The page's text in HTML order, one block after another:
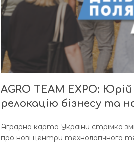
AGRO TEAM EXPO:
релокацію бізнесу та
Аграрна карта України стрімко
про нові центри технологічного